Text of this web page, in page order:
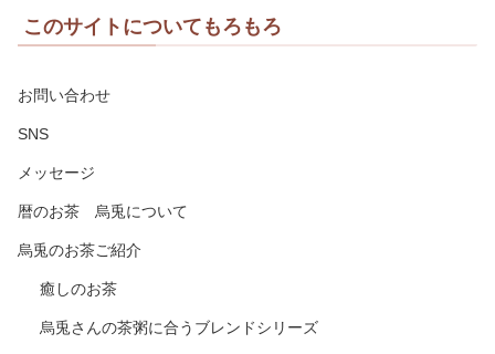
このサイトについてもろもろ
お問い合わせ
SNS
メッセージ
暦のお茶 烏兎について
烏兎のお茶ご紹介
癒しのお茶
烏兎さんの茶粥に合うブレンドシリーズ